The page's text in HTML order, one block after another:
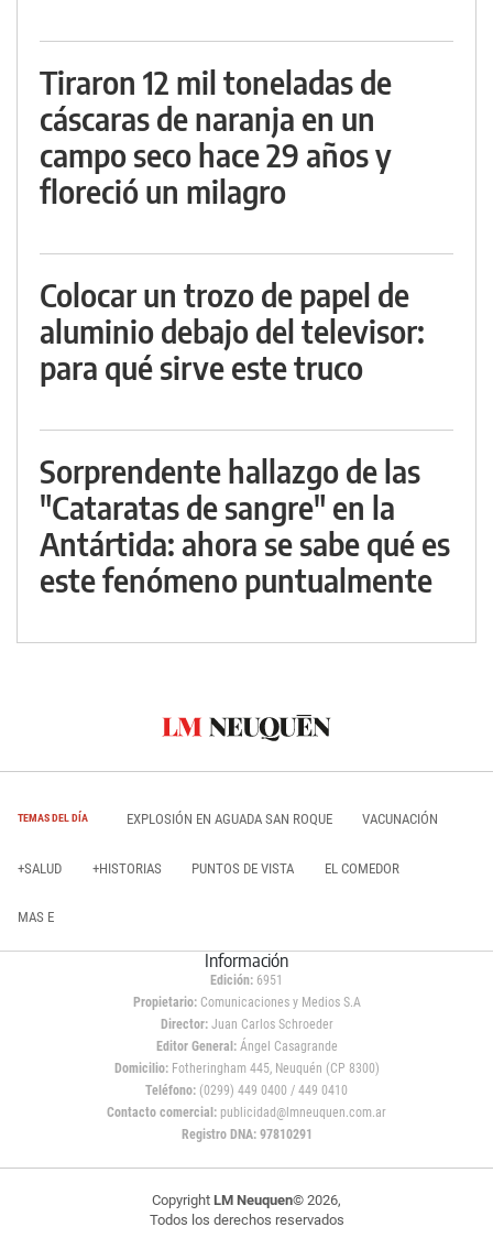
Tiraron 12 mil toneladas de
cáscaras de naranja en un
campo seco hace 29 años y
floreció un milagro
Colocar un trozo de papel de
aluminio debajo del televisor:
para qué sirve este truco
Sorprendente hallazgo de las
"Cataratas de sangre" en la
Antártida: ahora se sabe qué es
este fenómeno puntualmente
TEMAS DEL DÍA EXPLOSIÓN EN AGUADA SAN ROQUE VACUNACIÓN
+SALUD +HISTORIAS PUNTOS DE VISTA EL COMEDOR
MAS E
Información
Edición: 6951
Propietario:Comunicaciones y Medios S.A
Director: Juan Carlos Schroeder
Editor General:Ángel Casagrande
Domicilio:Fotheringham 445, Neuquén (CP 8300)
Teléfono: (0299) 449 0400 / 449 0410
Contacto comercial: publicidad@lmneuquen.com.ar
Registro DNA: 97810291
Copyright LM Neuquen© 2026,
Todos los derechos reservados